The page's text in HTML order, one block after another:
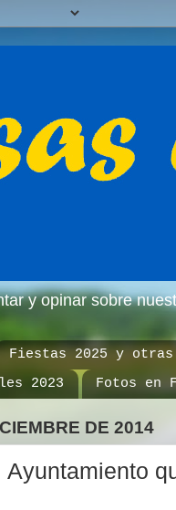
y opinar sobre
Fiestas 2025 y otras
2023
Fotos en
DE 2014
Ayuntamiento